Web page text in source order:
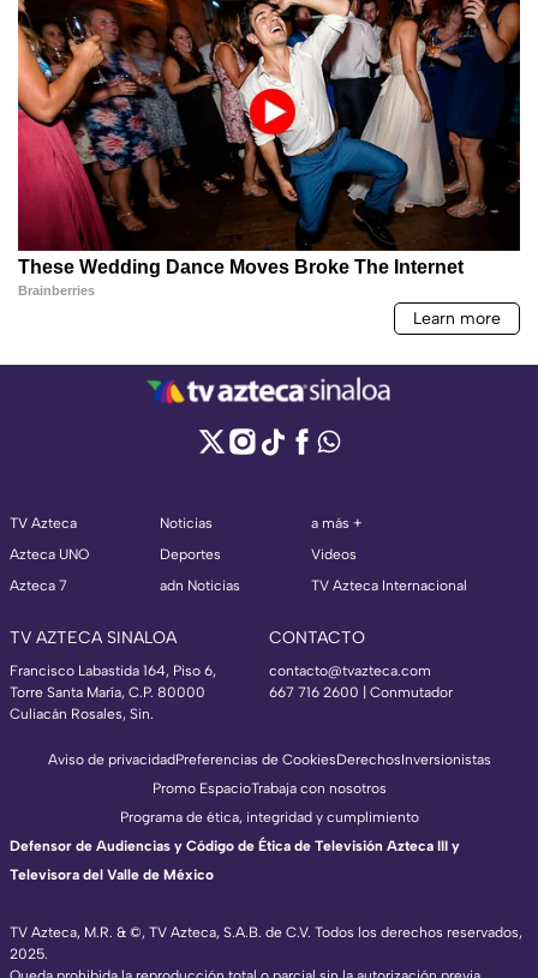
TV Azteca
Azteca UNO
Azteca 7
Noticias
Deportes
adn Noticias
a más +
Videos
TV Azteca Internacional
TV AZTECA SINALOA
Francisco Labastida 164, Piso 6,
Torre Santa María, C.P. 80000
Culiacán Rosales, Sin.
CONTACTO
contacto@tvazteca.com
667 716 2600 | Conmutador
TV Azteca, M.R. & ©, TV Azteca, S.A.B. de C.V. Todos los derechos reservados,
2025.
Aviso de privacidadPreferencias de CookiesDerechosInversionistas
Promo EspacioTrabaja con nosotros
Programa de ética, integridad y cumplimiento
Defensor de Audiencias y Código de Ética de Televisión Azteca III y
Televisora del Valle de México